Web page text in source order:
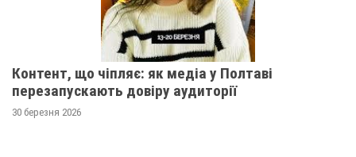
Контент, що чіпляє: як медіа у Полтаві
перезапускають довіру аудиторії
30 березня 2026